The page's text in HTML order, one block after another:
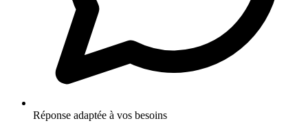
Réponse adaptée à vos besoins